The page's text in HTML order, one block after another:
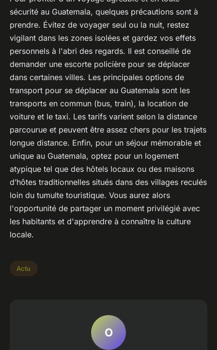
sécurité au Guatemala, quelques précautions sont à
prendre. Évitez de voyager seul ou la nuit, restez
vigilant dans les zones isolées et gardez vos effets
personnels à l'abri des regards. Il est conseillé de
demander une escorte policière pour se déplacer
dans certaines villes. Les principales options de
transport pour se déplacer au Guatemala sont les
transports en commun (bus, train), la location de
voiture et le taxi. Les tarifs varient selon la distance
parcourue et peuvent être assez chers pour les trajets
longue distance. Enfin, pour un séjour mémorable et
unique au Guatemala, optez pour un logement
atypique tel que des hôtels locaux ou des maisons
d’hôtes traditionnelles situés dans des villages reculés
loin du tumulte touristique. Vous aurez alors
l'opportunité de partager un moment privilégié avec
les habitants et d'apprendre à connaître la culture
locale.
Actu
O